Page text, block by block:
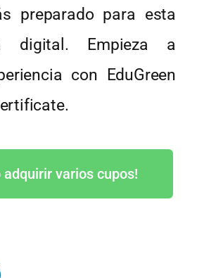
preparado para esta
digital. Empieza a
con EduGreen
adquirir varios cupos!